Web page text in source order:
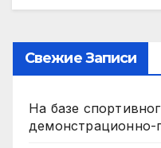
Свежие Записи
На базе
демонстрационно-